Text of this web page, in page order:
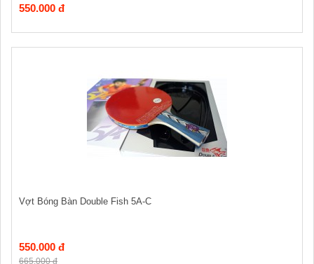
550.000 đ
Vợt Bóng Bàn Double Fish 5A-C
550.000 đ
665.000 đ